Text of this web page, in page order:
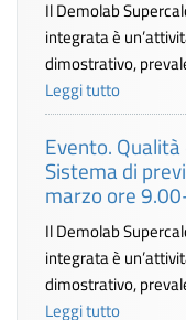
Il Demolab
integrata è
dimostrativo,
Leggi tutto
Evento.
Sistema di
marzo ore
Il Demolab
integrata è
dimostrativo,
Leggi tutto